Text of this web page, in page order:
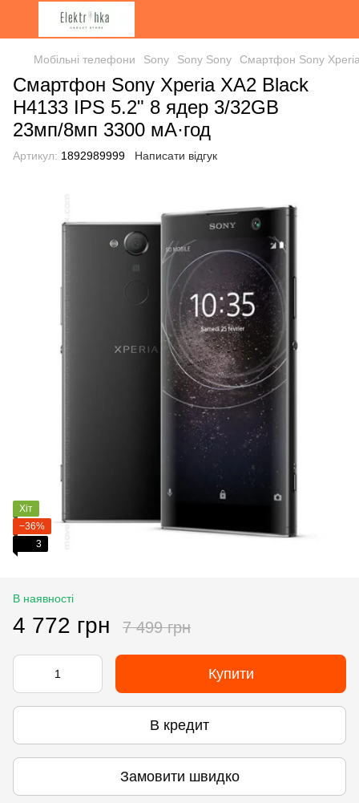
Мобільні телефони Sony Sony Sony Смартфон Sony
Смартфон Sony Xperia XA2 Black
H4133 IPS 5.2" 8 ядер 3/32GB
23мп/8мп 3300 мА·год
Артикул: 1892989999 Написати відгук
Хіт
−36%
3
В наявності
4 772 грн 7 499 грн
Купити
В кредит
Замовити швидко